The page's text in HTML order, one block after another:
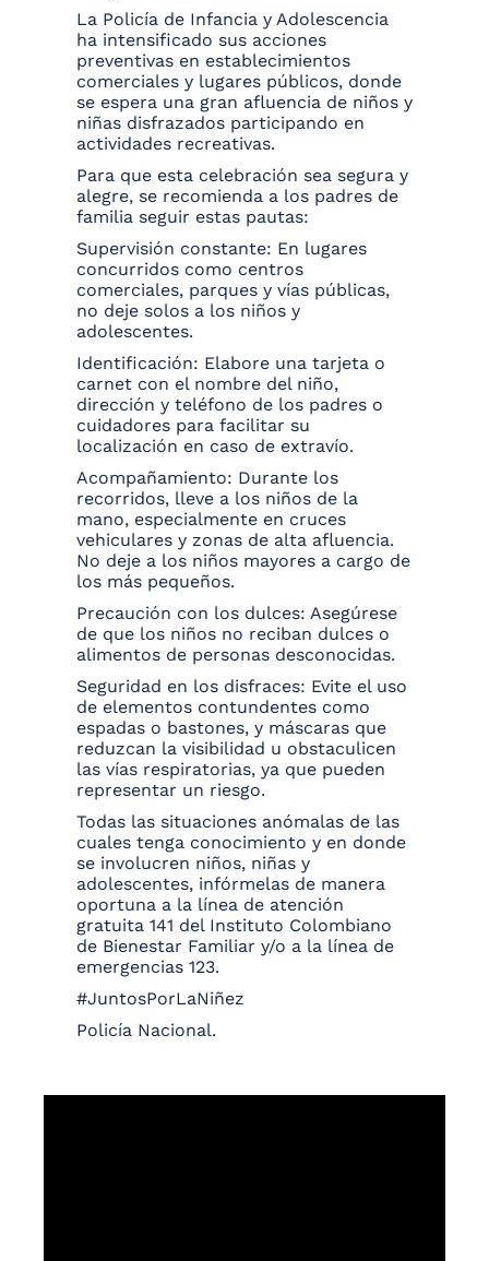
La Policía de Infancia y Adolescencia
ha intensificado sus acciones
preventivas en establecimientos
comerciales y lugares públicos, donde
se espera una gran afluencia de niños y
niñas disfrazados participando en
actividades recreativas.
Para que esta celebración sea segura y
alegre, se recomienda a los padres de
familia seguir estas pautas:
Supervisión constante: En lugares
concurridos como centros
comerciales, parques y vías públicas,
no deje solos a los niños y
adolescentes.
Identificación: Elabore una tarjeta o
carnet con el nombre del niño,
dirección y teléfono de los padres o
cuidadores para facilitar su
localización en caso de extravío.
Acompañamiento: Durante los
recorridos, lleve a los niños de la
mano, especialmente en cruces
vehiculares y zonas de alta afluencia.
No deje a los niños mayores a cargo de
los más pequeños.
Precaución con los dulces: Asegúrese
de que los niños no reciban dulces o
alimentos de personas desconocidas.
Seguridad en los disfraces: Evite el uso
de elementos contundentes como
espadas o bastones, y máscaras que
reduzcan la visibilidad u obstaculicen
las vías respiratorias, ya que pueden
representar un riesgo.
Todas las situaciones anómalas de las
cuales tenga conocimiento y en donde
se involucren niños, niñas y
adolescentes, infórmelas de manera
oportuna a la línea de atención
gratuita 141 del Instituto Colombiano
de Bienestar Familiar y/o a la línea de
emergencias 123.
#JuntosPorLaNiñez
Policía Nacional.